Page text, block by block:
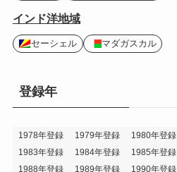
インド洋地域
セーシェル マダガスカル
登録年
1978年登録 1979年登録 1980年登録
1983年登録
1984年登録 1985年登録
1988年登録
1989年登録 1990年登録